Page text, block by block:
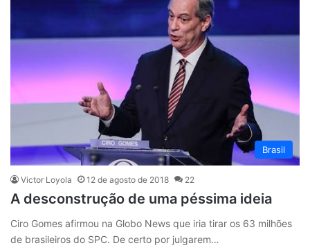
Brasil
Victor Loyola 12 de agosto de 2018 22
A desconstrução de uma péssima ideia
Ciro Gomes afirmou na Globo News que iria tirar os 63 milhões
de brasileiros do SPC. De certo por julgarem…